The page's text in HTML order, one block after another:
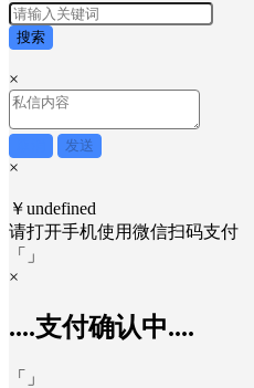
搜索
×
发送
×
￥undefined
请打开手机使用微信扫码支付
「
」
×
....支付确认中....
「
」